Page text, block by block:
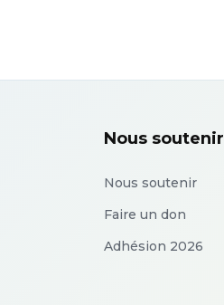
Nous soutenir
Nous soutenir
Faire un don
Adhésion 2026